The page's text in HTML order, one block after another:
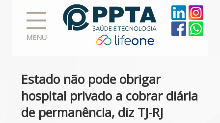
MENU
Estado não pode obrigar
hospital privado a cobrar diária
de permanência, diz TJ-RJ